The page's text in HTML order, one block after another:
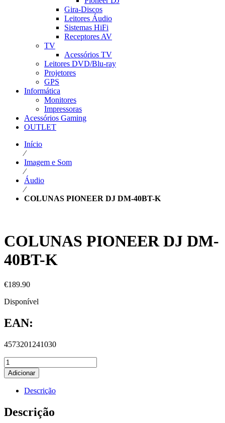
Gira-Discos
Leitores Áudio
Sistemas HiFi
Receptores AV
TV
Acessórios TV
Leitores DVD/Blu-ray
Projetores
GPS
Informática
Monitores
Impressoras
Acessórios Gaming
OUTLET
Início
⁄
Imagem e Som
⁄
Áudio
⁄
COLUNAS PIONEER DJ DM-40BT-K
COLUNAS PIONEER DJ DM-
40BT-K
€189.90
Disponível
EAN:
4573201241030
Adicionar
Descrição
Descrição